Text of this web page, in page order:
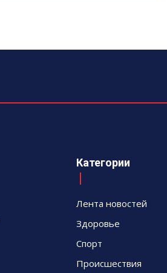
Категории
Лента новостей
Здоровье
Спорт
Происшествия